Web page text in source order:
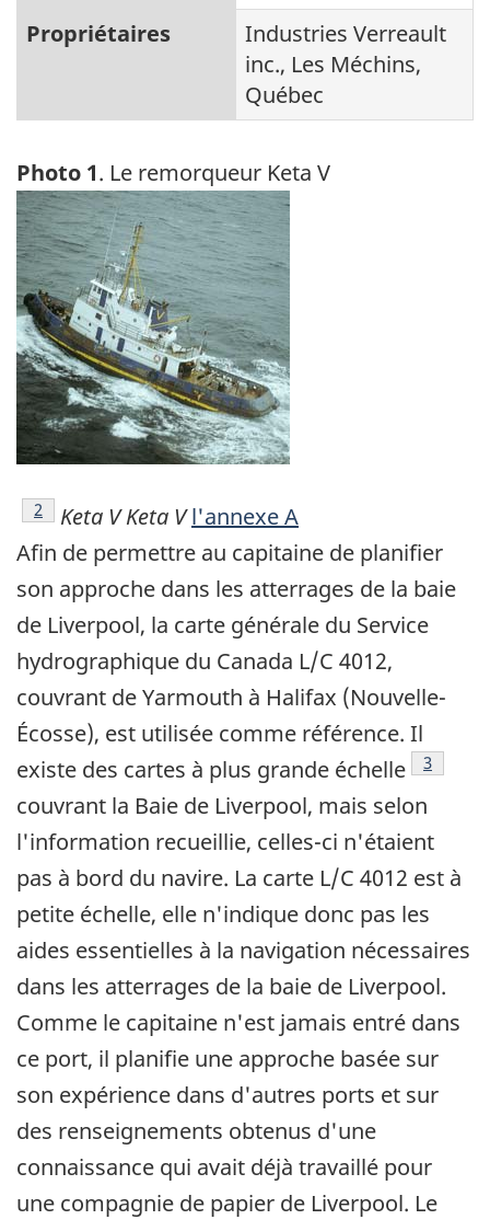
Propriétaires
Industries Verreault
inc., Les Méchins,
Québec
Photo 1. Le remorqueur Keta V
Image
Note de bas de page
2 Keta V Keta V l'annexe A
Afin de permettre au capitaine de planifier
son approche dans les atterrages de la baie
de Liverpool, la carte générale du Service
hydrographique du Canada L/C 4012,
couvrant de Yarmouth à Halifax (Nouvelle-
Écosse), est utilisée comme référence. Il
existe des cartes à plus grande échelle
Note de
3
couvrant la Baie de Liverpool, mais selon
l'information recueillie, celles-ci n'étaient
pas à bord du navire. La carte L/C 4012 est à
petite échelle, elle n'indique donc pas les
aides essentielles à la navigation nécessaires
dans les atterrages de la baie de Liverpool.
Comme le capitaine n'est jamais entré dans
ce port, il planifie une approche basée sur
son expérience dans d'autres ports et sur
des renseignements obtenus d'une
connaissance qui avait déjà travaillé pour
une compagnie de papier de Liverpool. Le